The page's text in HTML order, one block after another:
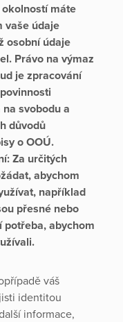
máte
vaše údaje
osobní údaje
Právo na výmaz
je zpracování
svobodu a
důvodů
o OOÚ.
Za určitých
abychom
například
přesné nebo
potřeba, abychom
váš
identitou
informace,